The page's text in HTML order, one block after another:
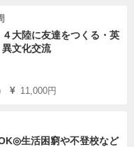
４大陸に友達をつくる・英
文化交流
11,000円
生活困窮や不登校など